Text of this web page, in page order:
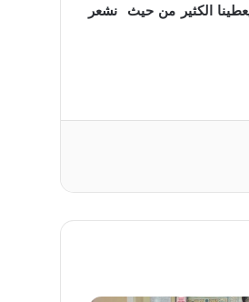
الكثير من حيث نشعر